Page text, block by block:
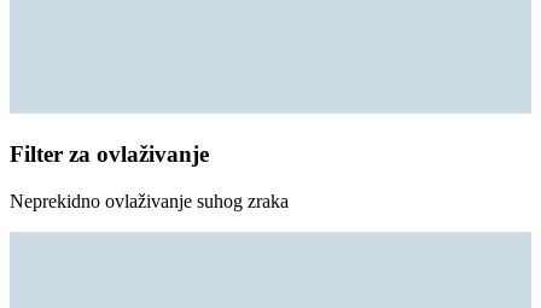
Filter za ovlaživanje
Neprekidno ovlaživanje suhog zraka